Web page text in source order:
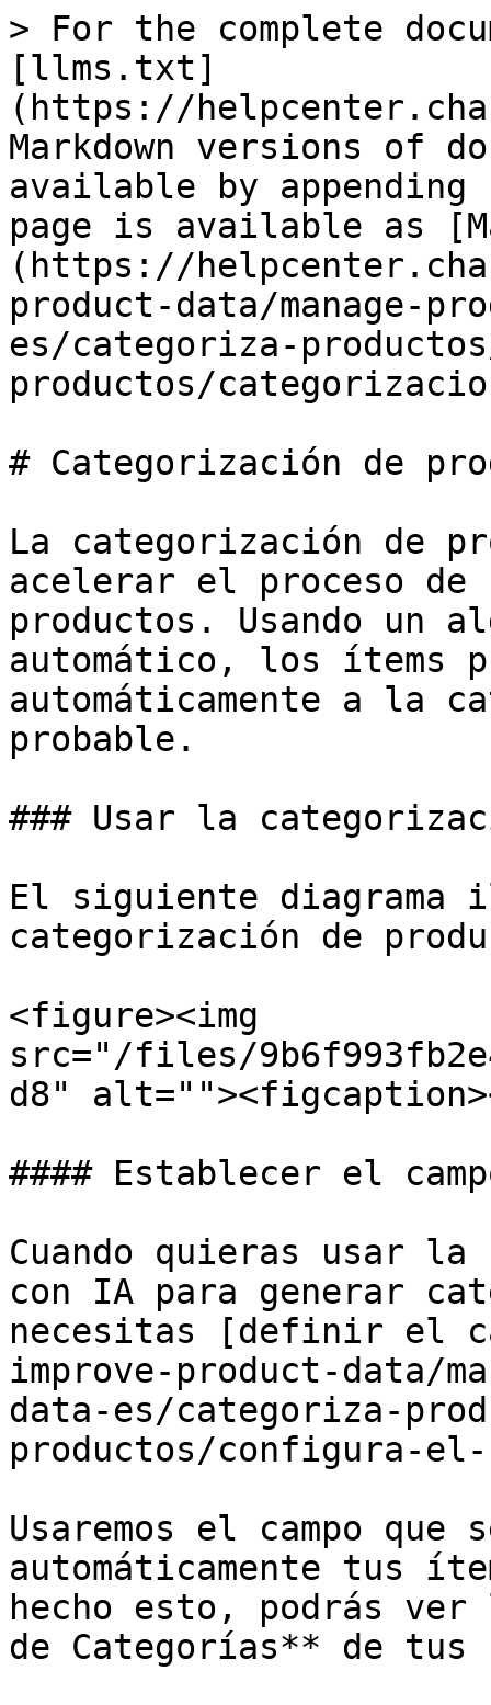
> For the complete
[llms.txt]
(https://
Markdown versions of
available by
page is available as
(https://
product-data/manage-
es/categoriza-
productos/
# Categorización de
La categorización de
acelerar el proceso de
productos. Usando un
automático, los ítems
automáticamente a la
probable.
### Usar la
El siguiente diagrama
categorización de
<figure><img
src="/files/
d8"
#### Establecer el
Cuando quieras usar
con IA para generar
necesitas [definir el
improve-product-data/
data-es/categoriza-
productos/configura-el-
Usaremos el campo que
automáticamente tus
hecho esto, podrás
de Categorías** de tus